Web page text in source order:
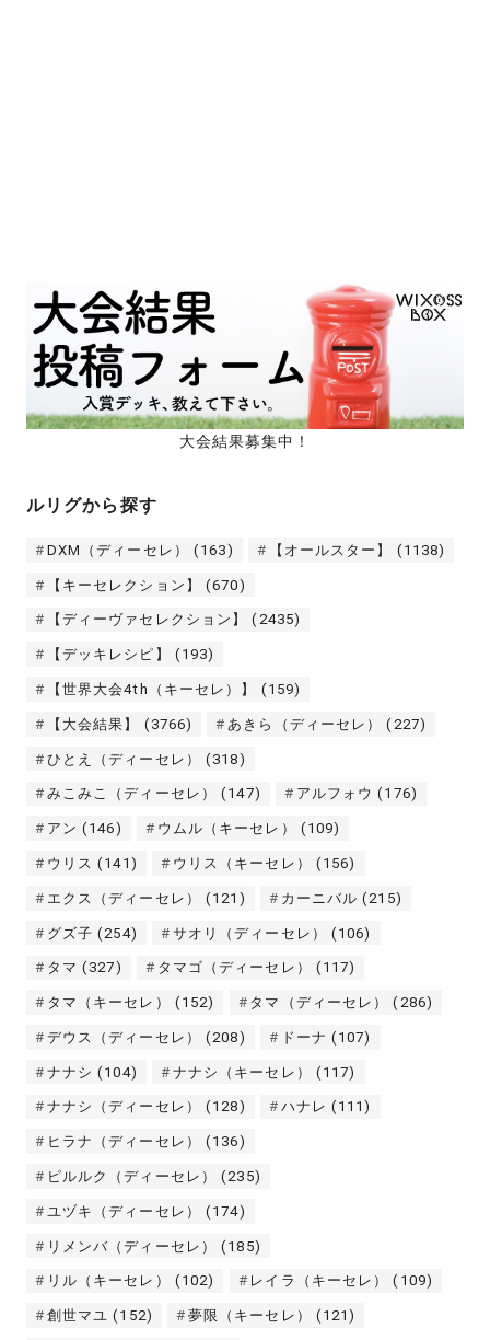
大会結果募集中！
ルリグから探す
DXM（ディーセレ） (163) 【オールスター】 (1138)
【キーセレクション】 (670)
【ディーヴァセレクション】 (2435)
【デッキレシピ】 (193)
【世界大会4th（キーセレ）】 (159)
【大会結果】 (3766) あきら（ディーセレ） (227)
ひとえ（ディーセレ） (318)
みこみこ（ディーセレ） (147) アルフォウ (176)
アン (146) ウムル（キーセレ） (109)
ウリス (141) ウリス（キーセレ） (156)
エクス（ディーセレ） (121) カーニバル (215)
グズ子 (254) サオリ（ディーセレ） (106)
タマ (327) タマゴ（ディーセレ） (117)
タマ（キーセレ） (152) タマ（ディーセレ） (286)
デウス（ディーセレ） (208) ドーナ (107)
ナナシ (104) ナナシ（キーセレ） (117)
ナナシ（ディーセレ） (128) ハナレ (111)
ヒラナ（ディーセレ） (136)
ピルルク（ディーセレ） (235)
ユヅキ（ディーセレ） (174)
リメンバ（ディーセレ） (185)
リル（キーセレ） (102) レイラ（キーセレ） (109)
創世マユ (152) 夢限（キーセレ） (121)